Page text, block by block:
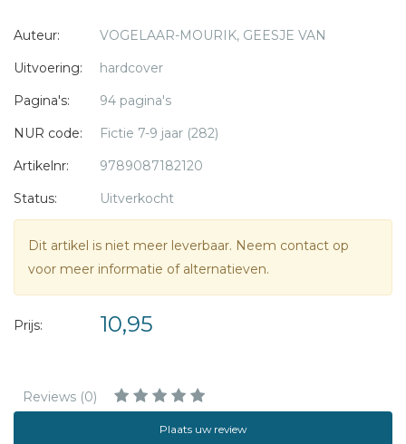
een plan. Zou er nu wel genoeg zijn?
Auteur:
VOGELAAR-MOURIK, GEESJE VAN
Uitvoering:
hardcover
Pagina's:
94 pagina's
NUR code:
Fictie 7-9 jaar (282)
Artikelnr:
9789087182120
Status:
Uitverkocht
Dit artikel is niet meer leverbaar. Neem contact op
voor meer informatie of alternatieven.
Prijs: 10,95
Reviews (0)
Plaats uw review